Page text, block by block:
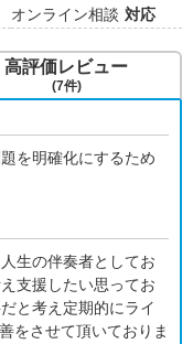
オンライン相談 対応
を明確化にするため
生の伴奏者としてお
支援したい思ってお
と考え定期的にライ
をさせて頂いておりま
高評価レビュー
(7件)